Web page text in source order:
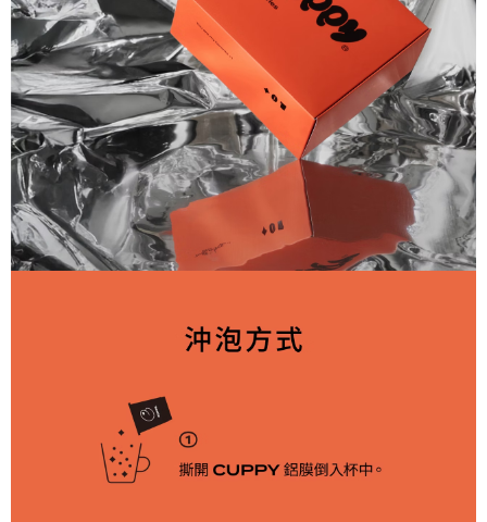
用戶於交易時，得透過本服務購買商品或服務，並由商店將買賣／分期付款
買賣價金債權讓與本公司後，依約使用本公司帳單繳交帳款。
2.基於同意付款使用「大哥付你分期」之契約關係目的，商店將以您的個人
資料（包含姓名、電話或地址）提供予台灣大哥大進項蒐集、處理及利用，
由本公司與您本人進行分期帳單所需資料之確認、核對及更正。
3.完整用戶服務條款，請詳閱以下連結：
https://oppay.tw/userRule
購買商品的店家。未經商家同意取消之訂單仍視為有效，需透過AFTEE先享
後付繳納相關費用。
※ 交易是否成功請以「AFTEE先享後付 」之結帳頁面顯示為準，若有關於
是否繳費成功／繳費後需取消欲退款等相關疑問，請聯繫「AFTEE先享後付
客戶支援中心」https://netprotections.freshdesk.com/support/home
【注意事項】
１．透過由恩沛科技股份有限公司提供之「AFTEE先享後付」服務完成之交
易，需依本服務之必要範圍內提供個人資料，並將交易相關給付款項請求債
權轉讓予恩沛科技股份有限公司。
２．關於個人資料處理事宜，請瀏覽以下網址：
https://aftee.tw/terms/#terms3
３．未成年的使用者請事先徵得法定代理人或監護人之同意方可使用
「AFTEE先享後付」，若未經同意申辦者引起之損失，本公司不負相關責
時審查核予不同之上限額度；若仍有額度不足之情形，本公司將視審查結果
恩沛科技股份有限公司將有權停止該用戶之使用額度並採取法律行動。